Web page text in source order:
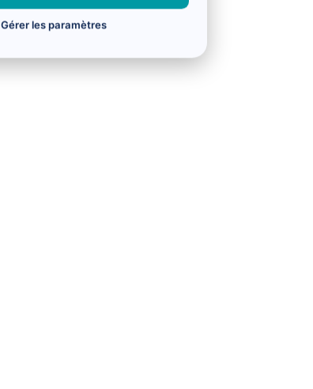
Gérer les paramètres